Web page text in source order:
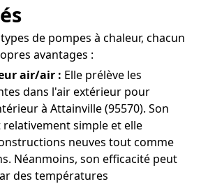
de pompes à chaleur, chacun
avantages :
air/air : Elle prélève les
dans l'air extérieur pour
à Attainville (95570). Son
simple et elle
neuves tout comme
Néanmoins, son efficacité peut
des températures